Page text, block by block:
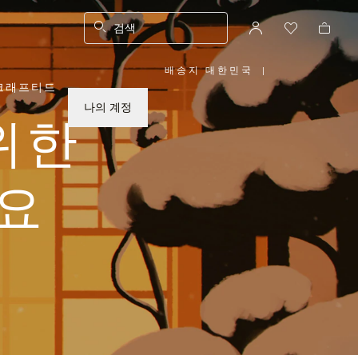
검색
래프티드
나의 계정
배송지 대한민국
,
위
치
를
택
하
|
한